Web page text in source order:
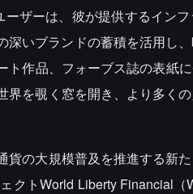
ザーは、彼が提供するイン
いブランドの蓄積を活用し
ト作品、フォーブス誌の表紙
を覗く窓を開き、より多く
の大規模普及を推進する新
クトWorld Liberty Financial